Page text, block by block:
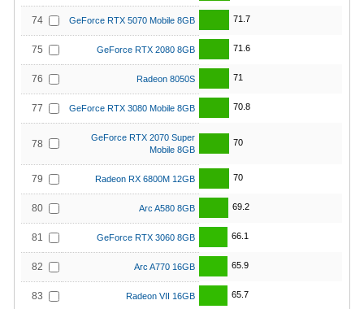
74 GeForce RTX 5070 Mobile 8GB 71.7
75 GeForce RTX 2080 8GB 71.6
76 Radeon 8050S 71
77 GeForce RTX 3080 Mobile 8GB 70.8
78
GeForce RTX 2070 Super
Mobile 8GB
70
79 Radeon RX 6800M 12GB 70
80 Arc A580 8GB 69.2
81 GeForce RTX 3060 8GB 66.1
82 Arc A770 16GB 65.9
83 Radeon VII 16GB 65.7